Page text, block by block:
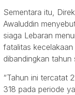
Sementara itu,
Awaluddin
siaga Lebaran
fatalitas
dibandingkan tahun
“Tahun ini tercatat
318 pada periode